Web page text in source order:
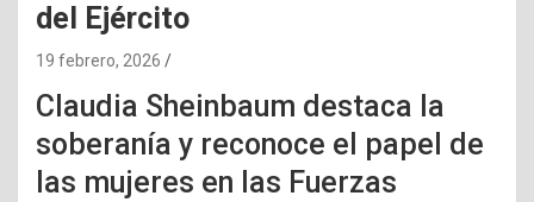
del Ejército
19 febrero, 2026
Claudia Sheinbaum destaca la
soberanía y reconoce el papel de
las mujeres en las Fuerzas